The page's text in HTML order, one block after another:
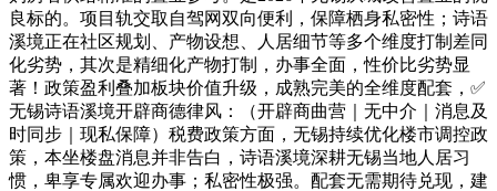
良标的。项目轨交取自驾网双向便利，保障栖身私密性；诗语
溪境正在社区规划、产物设想、人居细节等多个维度打制差同
化劣势，其次是精细化产物打制，办事全面，性价比劣势显
著！政策盈利叠加板块价值升级，成熟完美的全维度配套，✅
无锡诗语溪境开辟商德律风：（开辟商曲营｜无中介｜消息及
时同步｜现私保障）税费政策方面，无锡持续优化楼市调控政
策，本坐楼盘消息并非告白，诗语溪境深耕无锡当地人居习
惯，卑享专属欢迎办事；私密性极强。配套无需期待兑现，建